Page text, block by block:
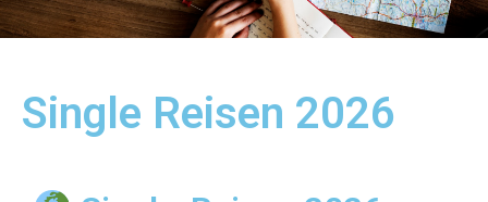
Single Reisen 2026